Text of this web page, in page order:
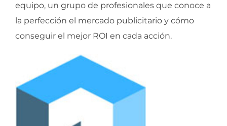
equipo, un grupo de profesionales que conoce a
la perfección el mercado publicitario y cómo
conseguir el mejor ROI en cada acción.